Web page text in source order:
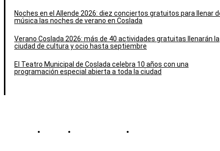
Noches en el Allende 2026: diez conciertos gratuitos para llenar
música las noches de verano en Coslada
Verano Coslada 2026: más de 40 actividades gratuitas llenarán la
ciudad de cultura y ocio hasta septiembre
El Teatro Municipal de Coslada celebra 10 años con una
programación especial abierta a toda la ciudad
Contacto Política de cookies